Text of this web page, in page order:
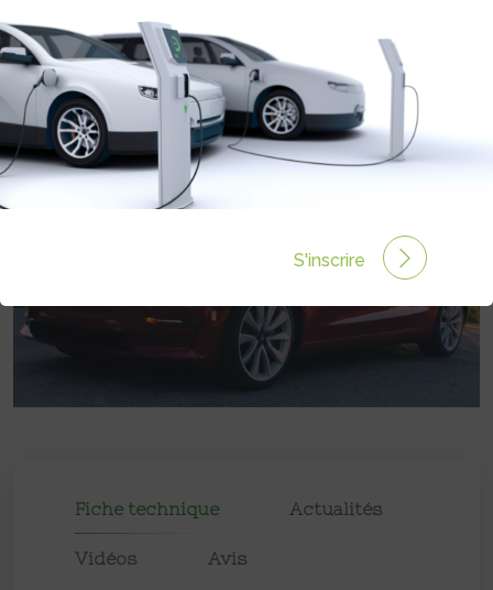
Autonomie :567 km
Prix :59900€
Fiche technique Actualités
Vidéos Avis
S'inscrire